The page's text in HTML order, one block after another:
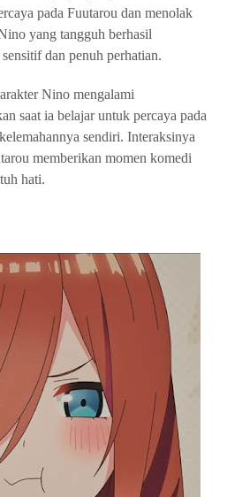
pada Fuutarou dan menolak
yang tangguh berhasil
dan penuh perhatian.
Nino mengalami
saat ia belajar untuk percaya pada
sendiri. Interaksinya
memberikan momen komedi
hati.